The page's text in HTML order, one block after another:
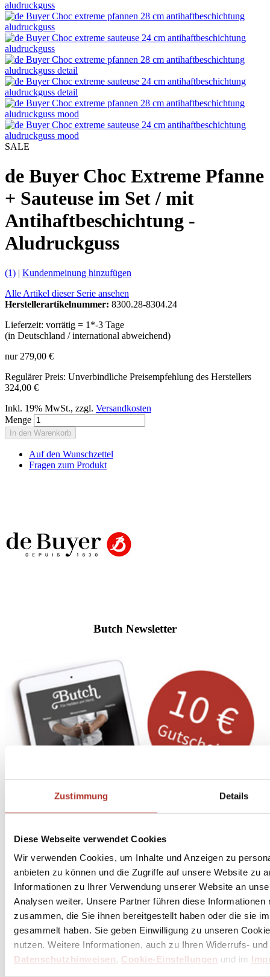
Zustimmung Details
Diese Webseite verwendet Cookies
Wir verwenden Cookies, um Inhalte und Anzeigen zu
anbieten zu können und die Zugriffe auf unsere Website zu
Informationen zu Ihrer Verwendung unserer Website an
Analysen weiter. Unsere Partner führen diese
zusammen, die Sie ihnen bereitgestellt haben oder die sie
gesammelt haben. Sie geben Einwilligung zu unseren
nutzen. Weitere Informationen, auch zu Ihren Widerrufs-
Datenschutzhinweisen, Cookie-Einstellungen und im
SALE
de Buyer Choc Extreme Pfanne
+ Sauteuse im Set / mit
Antihaftbeschichtung -
Aludruckguss
(1) | Kundenmeinung hinzufügen
Alle Artikel dieser Serie ansehen
Herstellerartikelnummer: 8300.28-8304.24
Lieferzeit: vorrätig = 1*-3 Tage
(in Deutschland / international abweichend)
nur 279,00 €
Regulärer Preis: Unverbindliche Preisempfehlung des Herstellers
324,00 €
Inkl. 19% MwSt., zzgl. Versandkosten
Menge
In den Warenkorb
Auf den Wunschzettel
Fragen zum Produkt
Butch Newsletter
Abonnierehier
den Butch Newsletter
* Dein persönlicher Gutschein ist ab einem Bestellwert von 100,- Euro, nach Abzug der
Retouren und Stornierungen, gültig. Preisangaben inkl. gesetzl. MwSt. zzgl. Service- und
Versandkosten. Eine Barauszahlung ist nicht möglich.
Unser Dankeschön für deinen Einkauf ab 100 €